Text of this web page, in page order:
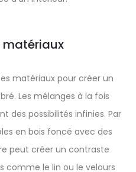
matériaux
matériaux pour créer un
Les mélanges à la fois
des possibilités infinies. Par
en bois foncé avec des
peut créer un contraste
comme le lin ou le velours